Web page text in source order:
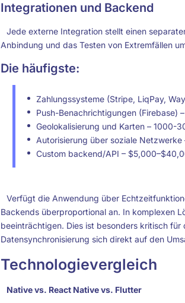
Integrationen und Backend
Jede externe Integration stellt einen
Anbindung und das Testen von Extremfällen
Die häufigste:
Zahlungssysteme (Stripe, LiqPay,
Push-Benachrichtigungen (Firebase)
Geolokalisierung und Karten – 1000-
Autorisierung über soziale
Custom backend/API –
Verfügt die Anwendung über
Backends überproportional an. In komplexen
beeinträchtigen. Dies ist besonders kritisch
Datensynchronisierung sich direkt auf den
Technologievergleich
Native vs. React Native vs. Flutter